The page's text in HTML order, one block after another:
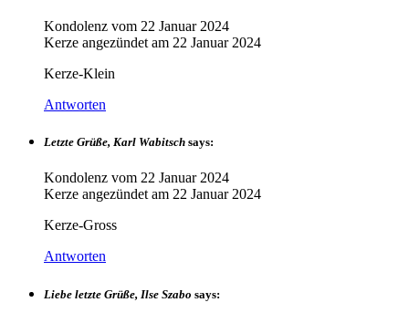
Kondolenz vom 22 Januar 2024
Kerze angezündet am 22 Januar 2024
Kerze-Klein
Antworten
Letzte Grüße, Karl Wabitsch says:
Kondolenz vom 22 Januar 2024
Kerze angezündet am 22 Januar 2024
Kerze-Gross
Antworten
Liebe letzte Grüße, Ilse Szabo says: